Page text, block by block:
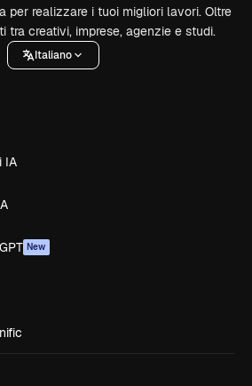
per realizzare i tuoi migliori lavori. Oltre
tra creativi, imprese, agenzie e studi.
Italiano
IA
New